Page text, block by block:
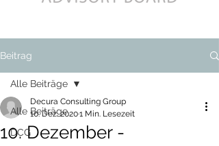
Beitrag
Alle Beiträge
DCG
Alle Beiträge
10. Dezember -
Decura Consulting Group
10. Dez. 20201 Min. Lesezeit